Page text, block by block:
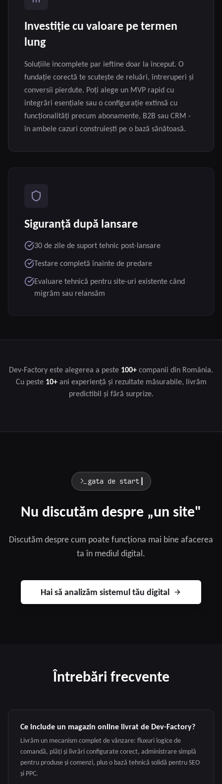
Investiție cu valoare pe termen
lung
Soluțiile incomplete par ieftine doar la început. O
fundație corectă te scutește de reluări, întreruperi și
conversii pierdute. Poți alege un MVP rapid cu
integrări esențiale sau o configurație extinsă cu
funcționalități precum abonamente, B2B sau CRM -
în ambele cazuri construiești pe o bază sănătoasă.
Siguranță după lansare
30 de zile de suport tehnic post-lansare
Testare completă înainte de predare
Evaluare tehnică pentru site-uri existente când
migrăm sau relansăm
Dev-Factory este alegerea a peste 100+ companii din România.
Cu peste 10+ani experiență și rezultate măsurabile, livrăm
predictibil și fără surprize.
gata de start
Nu discutăm despre „un site"
Discutăm despre cum poate funcționa mai bine afacerea
ta în mediul digital.
Hai să analizăm sistemul tău digital
Întrebări frecvente
Ce include un magazin online livrat de Dev-Factory?
Livrăm un mecanism complet de vânzare: fluxuri logice de
comandă, plăți și livrări configurate corect, administrare simplă
pentru produse și comenzi, plus o bază tehnică solidă pentru SEO
și PPC.